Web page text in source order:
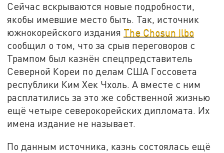
Сейчас вскрываются новые подробности,
якобы имевшие место быть. Так, источник
южнокорейского издания The Chosun Ilbo
сообщил о том, что за срыв переговоров с
Трампом был казнён спецпредставитель
Северной Кореи по делам США Госсовета
республики Ким Хек Чхоль. А вместе с ним
расплатились за это же собственной жизнью
ещё четыре северокорейских дипломата. Их
имена издание не называет.
По данным источника, казнь состоялась ещё